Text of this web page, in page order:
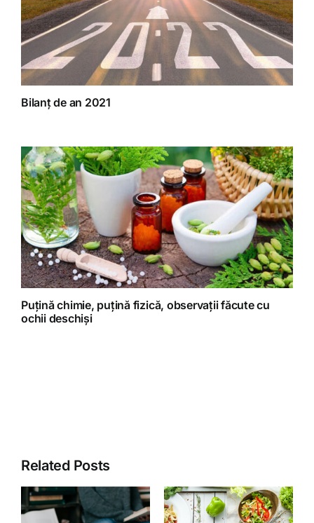
Bilanț de an 2021
Puțină chimie, puțină fizică, observații făcute cu
ochii deschiși
Related Posts